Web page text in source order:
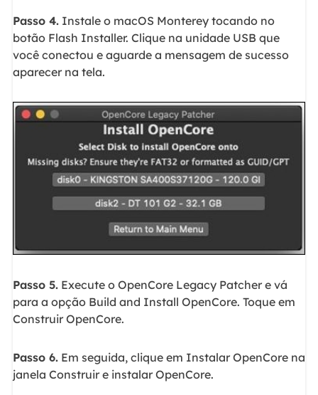
Passo 4.Instale o macOS Monterey tocando no
botão Flash Installer. Clique na unidade USB que
você conectou e aguarde a mensagem de sucesso
aparecer na tela.
Passo 5.Execute o OpenCore Legacy Patcher e vá
para a opção Build and Install OpenCore. Toque em
Construir OpenCore.
Passo 6.Em seguida, clique em Instalar OpenCore na
janela Construir e instalar OpenCore.